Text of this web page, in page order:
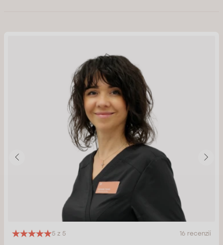
5 z 5 16 recenzií